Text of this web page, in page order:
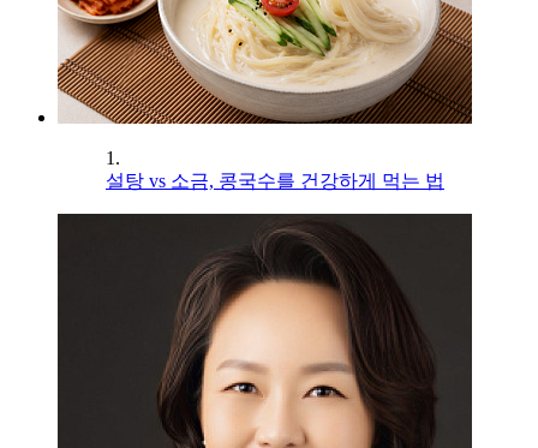
1.
설탕 vs 소금, 콩국수를 건강하게 먹는 법